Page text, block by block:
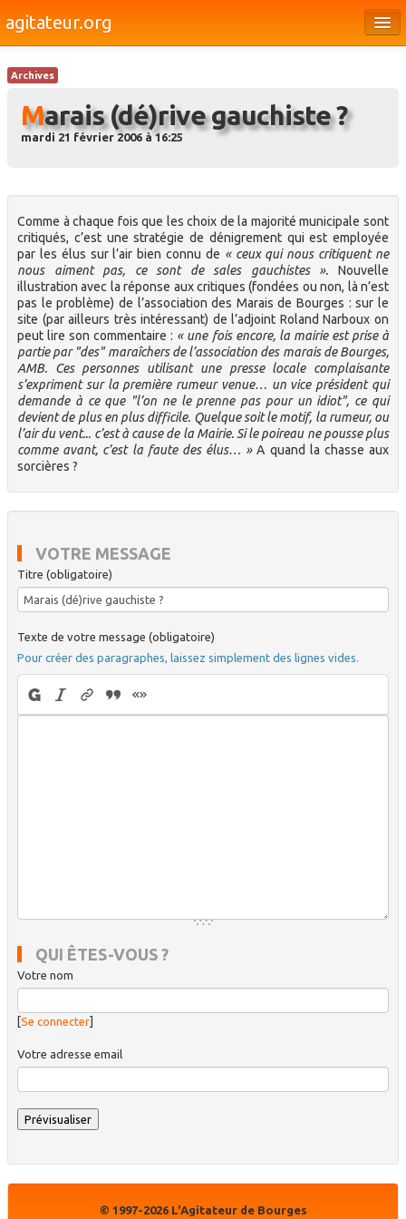
agitateur.org
Société
Médias
Dossiers
Brèves
Archives
Marais (dé)rive gauchiste ?
mardi 21 février 2006 à 16:25
Comme à chaque fois que les choix de la majorité municipale sont
critiqués, c’est une stratégie de dénigrement qui est employée
par les élus sur l’air bien connu de « ceux qui nous critiquent ne
nous aiment pas, ce sont de sales gauchistes ». Nouvelle
illustration avec la réponse aux critiques (fondées ou non, là n’est
pas le problème) de l’association des Marais de Bourges : sur le
site (par ailleurs très intéressant) de l’adjoint Roland Narboux on
peut lire son commentaire : « une fois encore, la mairie est prise à
partie par "des" maraîchers de l’association des marais de Bourges,
AMB. Ces personnes utilisant une presse locale complaisante
s’expriment sur la première rumeur venue… un vice président qui
demande à ce que "l’on ne le prenne pas pour un idiot", ce qui
devient de plus en plus difficile. Quelque soit le motif, la rumeur, ou
l’air du vent... c’est à cause de la Mairie. Si le poireau ne pousse plus
comme avant, c’est la faute des élus… »A quand la chasse aux
sorcières ?
VOTRE MESSAGE
Titre (obligatoire)
Texte de votre message (obligatoire)
Pour créer des paragraphes, laissez simplement des lignes vides.
QUI ÊTES-VOUS ?
Votre nom
Se connecter]
Votre adresse email
© 1997-2026 L'Agitateur de Bourges